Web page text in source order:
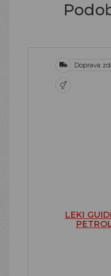
Doprava
LEKI